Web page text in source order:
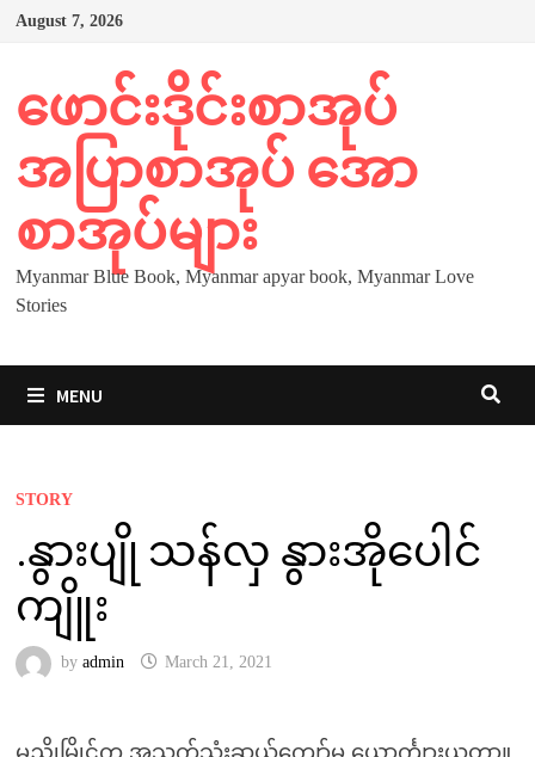
Skip
August 7, 2026
ဖောင်းဒိုင်းစာအုပ်
အပြာစာအုပ် အော
စာအုပ်များ
Myanmar Blue Book, Myanmar apyar book, Myanmar Love
Stories
MENU
STORY
.နွားပျို သန်လှ နွားအိုပေါင်
ကျိူး
by admin March 21, 2021
မညိုမြိုင်က အသက်သုံးဆယ်ကျော်မှ ယောင်္ကျားယူတာ။